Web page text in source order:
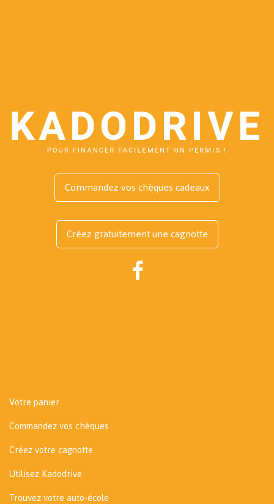
Commandez vos chèques cadeaux
Créez gratuitement une cagnotte
Votre panier
Commandez vos chèques
Créez votre cagnotte
Utilisez Kadodrive
Trouvez votre auto-école